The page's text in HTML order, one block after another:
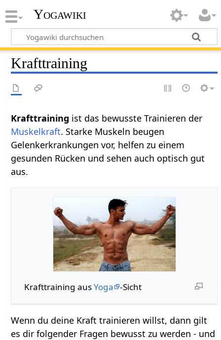
Yogawiki
Krafttraining
Krafttraining ist das bewusste Trainieren der
Muskelkraft. Starke Muskeln beugen
Gelenkerkrankungen vor, helfen zu einem
gesunden Rücken und sehen auch optisch gut
aus.
Krafttraining ausYoga -Sicht
Wenn du deine Kraft trainieren willst, dann gilt
es dir folgender Fragen bewusst zu werden - und